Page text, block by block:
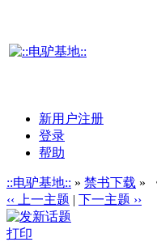
新用户注册
登录
帮助
::电驴基地:: » 禁书下载 »
‹‹ 上一主题 | 下一主题 ››
打印